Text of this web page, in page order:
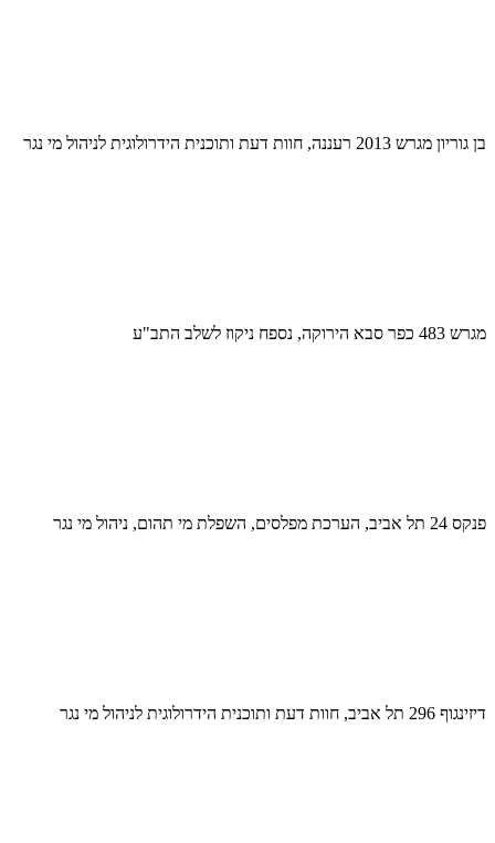
בן גוריון מגרש 2013 רעננה, חוות דעת ותוכנית הידרולוגית לניהול מי נגר
מגרש 483 כפר סבא הירוקה, נספח ניקוז לשלב התב"ע
פנקס 24 תל אביב, הערכת מפלסים, השפלת מי תהום, ניהול מי נגר
דיזינגוף 296 תל אביב, חוות דעת ותוכנית הידרולוגית לניהול מי נגר